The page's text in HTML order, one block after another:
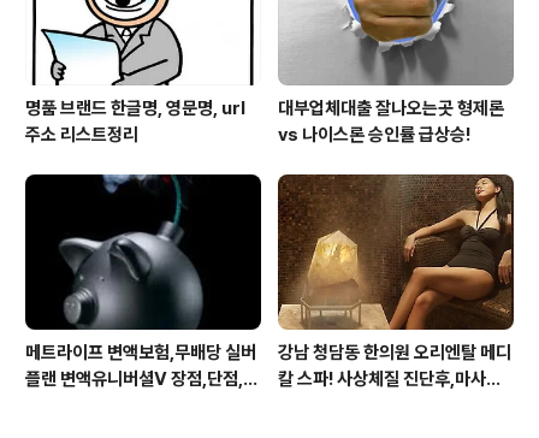
명품 브랜드 한글명, 영문명, url
주소 리스트정리
대부업체대출 잘나오는곳 형제론
vs 나이스론 승인률 급상승!
메트라이프 변액보험,무배당 실버
플랜 변액유니버셜V 장점,단점,가
강남 청담동 한의원 오리엔탈 메디
칼 스파! 사상체질 진단후,마사지,